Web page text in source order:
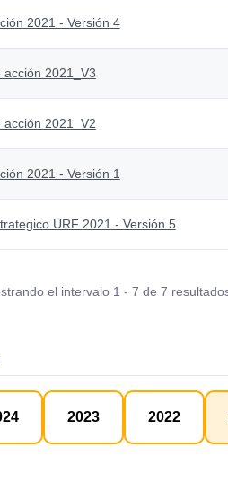
2021 - Versión 4
acción 2021_V3
acción 2021_V2
2021 - Versión 1
URF 2021 - Versión 5
el intervalo 1 - 7 de 7
2023 2022